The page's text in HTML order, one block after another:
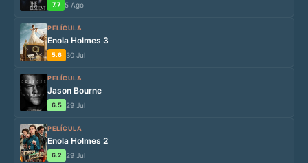
7.7 5 Ago
PELÍCULA
Enola Holmes 3
5.6 30 Jul
PELÍCULA
Jason Bourne
6.5 29 Jul
PELÍCULA
Enola Holmes 2
6.2 29 Jul